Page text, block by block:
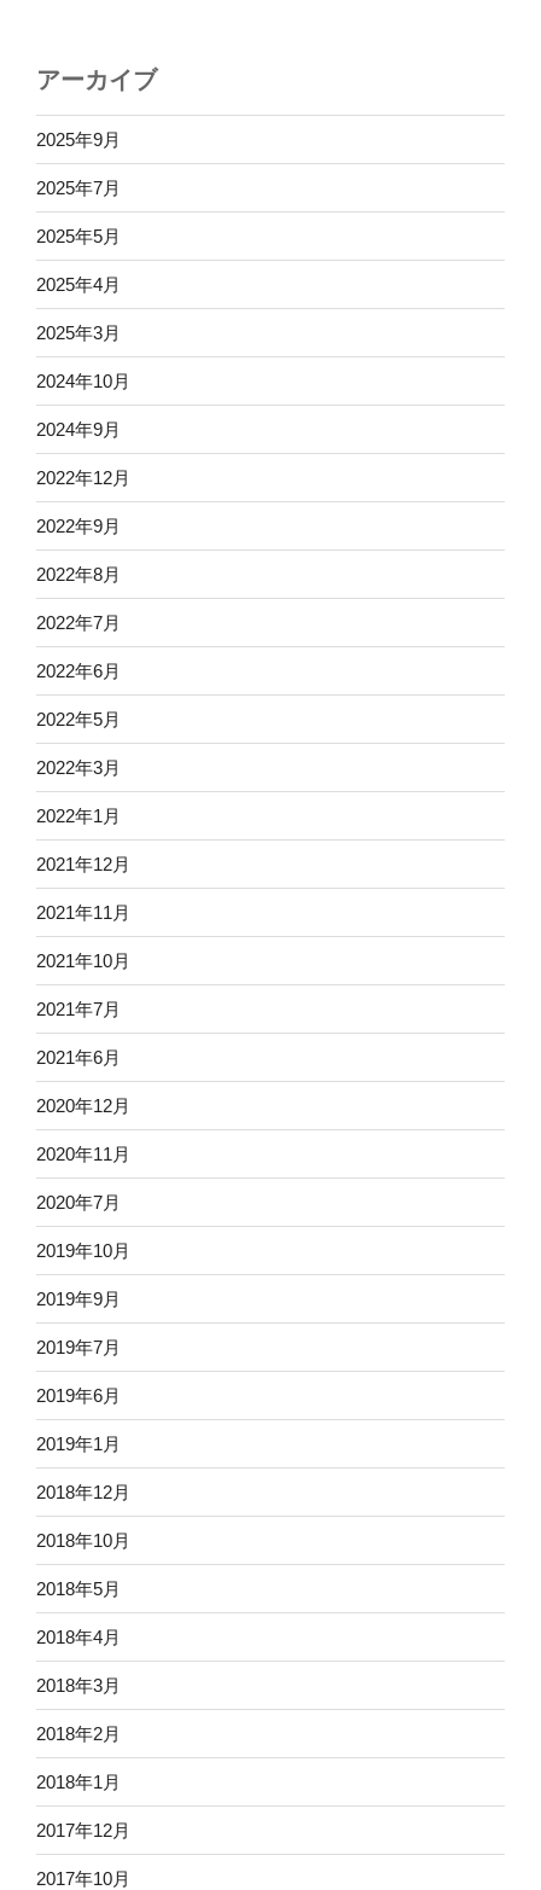
アーカイブ
2025年9月
2025年7月
2025年5月
2025年4月
2025年3月
2024年10月
2024年9月
2022年12月
2022年9月
2022年8月
2022年7月
2022年6月
2022年5月
2022年3月
2022年1月
2021年12月
2021年11月
2021年10月
2021年7月
2021年6月
2020年12月
2020年11月
2020年7月
2019年10月
2019年9月
2019年7月
2019年6月
2019年1月
2018年12月
2018年10月
2018年5月
2018年4月
2018年3月
2018年2月
2018年1月
2017年12月
2017年10月